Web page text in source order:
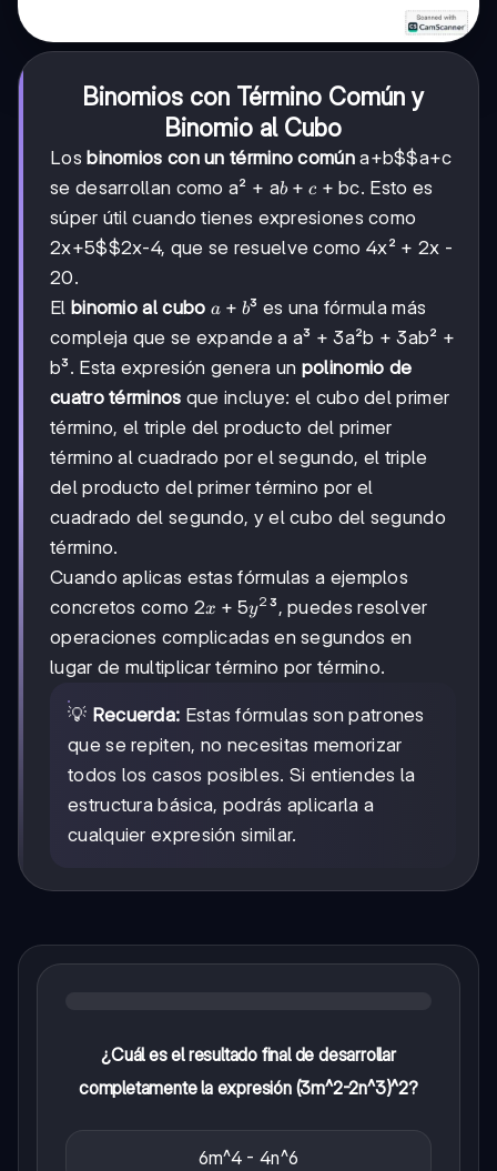
Binomios con Término Común y
Binomio al Cubo
Los binomios con un término común a+b$$a+c
se desarrollan como a² + ab+c
b + c + bc. Esto es
súper útil cuando tienes expresiones como
2x+5$$2x-4, que se resuelve como 4x² + 2x -
20.
El binomio al cubo a+b
a + b³ es una fórmula más
compleja que se expande a a³ + 3a²b + 3ab² +
b³. Esta expresión genera un polinomio de
cuatro términos que incluye: el cubo del primer
término, el triple del producto del primer
término al cuadrado por el segundo, el triple
del producto del primer término por el
cuadrado del segundo, y el cubo del segundo
término.
Cuando aplicas estas fórmulas a ejemplos
concretos como 2x+5y²
2x + 5y2 ³, puedes resolver
operaciones complicadas en segundos en
lugar de multiplicar término por término.
💡 Recuerda: Estas fórmulas son patrones
que se repiten, no necesitas memorizar
todos los casos posibles. Si entiendes la
estructura básica, podrás aplicarla a
cualquier expresión similar.
¿Cuál es el resultado final de desarrollar
completamente la expresión (3m^2-2n^3)^2?
6m^4 - 4n^6